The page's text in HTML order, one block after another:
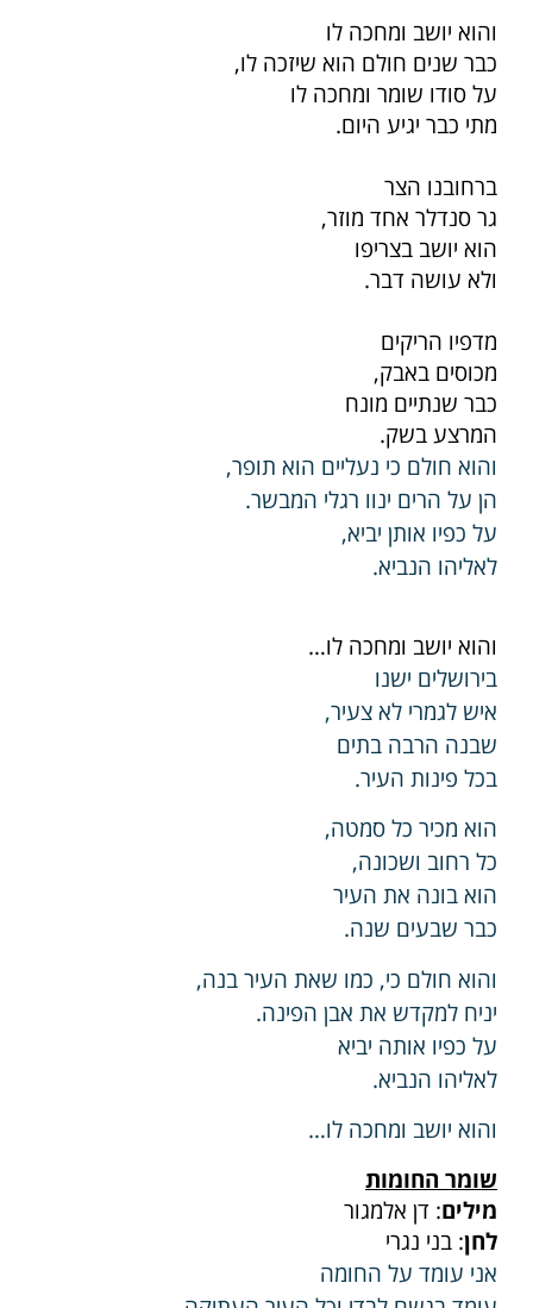
והוא יושב ומחכה לו
כבר שנים חולם הוא שיזכה לו,
על סודו שומר ומחכה לו
מתי כבר יגיע היום.
ברחובנו הצר
גר סנדלר אחד מוזר,
הוא יושב בצריפו
ולא עושה דבר.
מדפיו הריקים
מכוסים באבק,
כבר שנתיים מונח
המרצע בשק.
והוא חולם כי נעליים הוא תופר,
הן על הרים ינוו רגלי המבשר.
על כפיו אותן יביא,
לאליהו הנביא.
והוא יושב ומחכה לו…
בירושלים ישנו
איש לגמרי לא צעיר,
שבנה הרבה בתים
בכל פינות העיר.
הוא מכיר כל סמטה,
כל רחוב ושכונה,
הוא בונה את העיר
כבר שבעים שנה.
והוא חולם כי, כמו שאת העיר בנה,
יניח למקדש את אבן הפינה.
על כפיו אותה יביא
לאליהו הנביא.
והוא יושב ומחכה לו…
שומר החומות
מילים: דן אלמגור
לחן: בני נגרי
אני עומד על החומה